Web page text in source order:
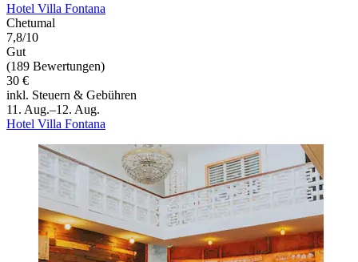
Hotel Villa Fontana
Chetumal
7,8/10
Gut
(189 Bewertungen)
30 €
inkl. Steuern & Gebühren
11. Aug.–12. Aug.
Hotel Villa Fontana